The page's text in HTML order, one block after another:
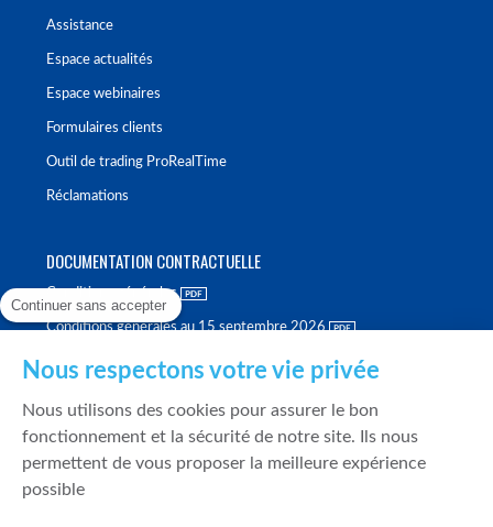
Assistance
Espace actualités
Espace webinaires
Formulaires clients
Outil de trading ProRealTime
Réclamations
DOCUMENTATION CONTRACTUELLE
Conditions générales
Conditions générales au 15 septembre 2026
Politique de meilleure sélection
Politique de durabilité
Fonds de garantie des dépôts et de résolution
Continuer sans accepter
Nous respectons votre vie privée
Nous utilisons des cookies pour assurer le bon
fonctionnement et la sécurité de notre site. Ils nous
permettent de vous proposer la meilleure expérience
possible